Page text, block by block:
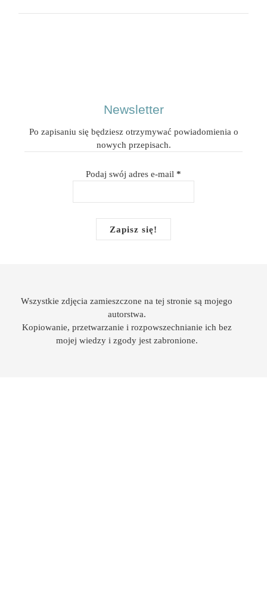
Newsletter
Po zapisaniu się będziesz otrzymywać powiadomienia o
nowych przepisach.
Podaj swój adres e-mail *
Wszystkie zdjęcia zamieszczone na tej stronie są mojego
autorstwa.
Kopiowanie, przetwarzanie i rozpowszechnianie ich bez
mojej wiedzy i zgody jest zabronione.